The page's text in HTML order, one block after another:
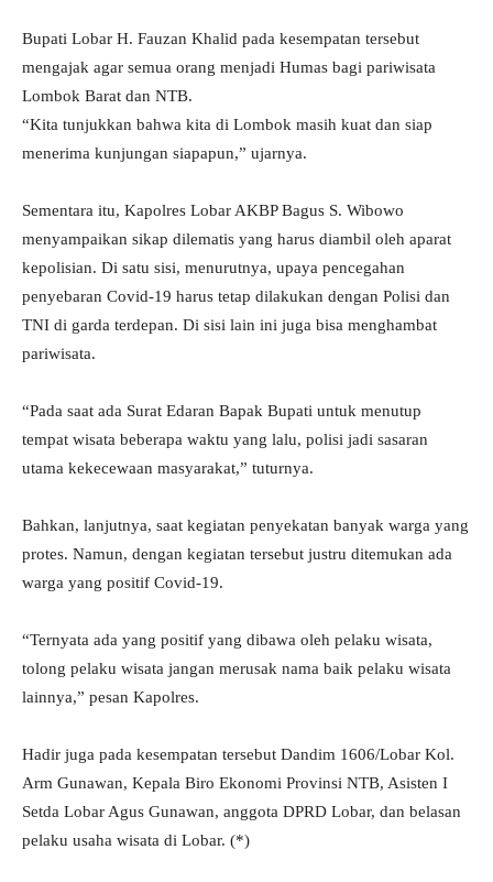
Bupati Lobar H. Fauzan Khalid pada kesempatan tersebut
mengajak agar semua orang menjadi Humas bagi pariwisata
Lombok Barat dan NTB.
“Kita tunjukkan bahwa kita di Lombok masih kuat dan siap
menerima kunjungan siapapun,” ujarnya.
Sementara itu, Kapolres Lobar AKBP Bagus S. Wibowo
menyampaikan sikap dilematis yang harus diambil oleh aparat
kepolisian. Di satu sisi, menurutnya, upaya pencegahan
penyebaran Covid-19 harus tetap dilakukan dengan Polisi dan
TNI di garda terdepan. Di sisi lain ini juga bisa menghambat
pariwisata.
“Pada saat ada Surat Edaran Bapak Bupati untuk menutup
tempat wisata beberapa waktu yang lalu, polisi jadi sasaran
utama kekecewaan masyarakat,” tuturnya.
Bahkan, lanjutnya, saat kegiatan penyekatan banyak warga yang
protes. Namun, dengan kegiatan tersebut justru ditemukan ada
warga yang positif Covid-19.
“Ternyata ada yang positif yang dibawa oleh pelaku wisata,
tolong pelaku wisata jangan merusak nama baik pelaku wisata
lainnya,” pesan Kapolres.
Hadir juga pada kesempatan tersebut Dandim 1606/Lobar Kol.
Arm Gunawan, Kepala Biro Ekonomi Provinsi NTB, Asisten I
Setda Lobar Agus Gunawan, anggota DPRD Lobar, dan belasan
pelaku usaha wisata di Lobar. (*)